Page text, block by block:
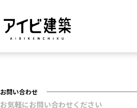
お問い合わせ
お気軽にお問い合わせください